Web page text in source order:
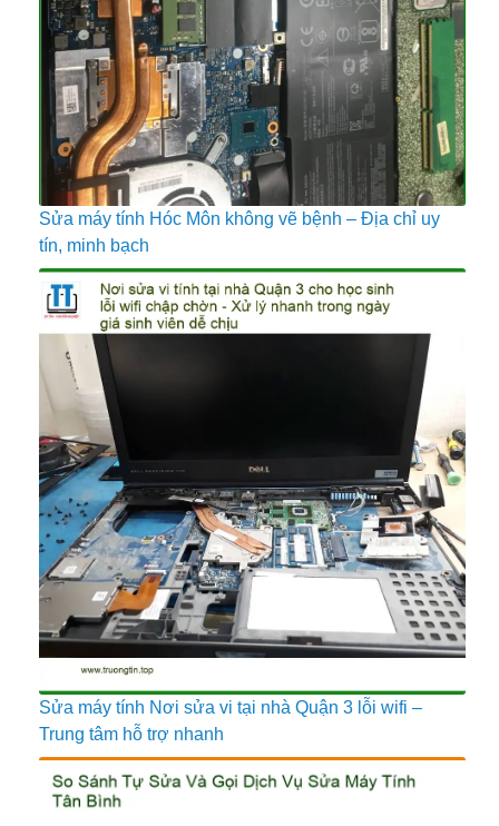
Sửa máy tính Hóc Môn không vẽ bệnh – Địa chỉ uy
tín, minh bạch
Sửa máy tính Nơi sửa vi tại nhà Quận 3 lỗi wifi –
Trung tâm hỗ trợ nhanh